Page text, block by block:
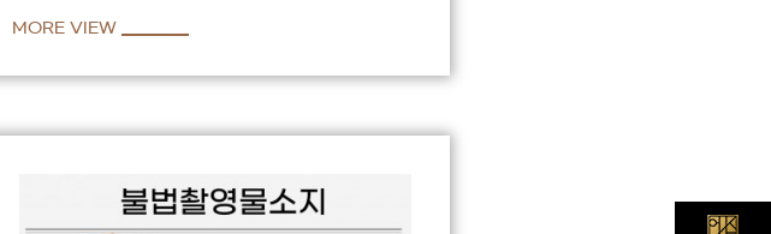
MORE VIEW